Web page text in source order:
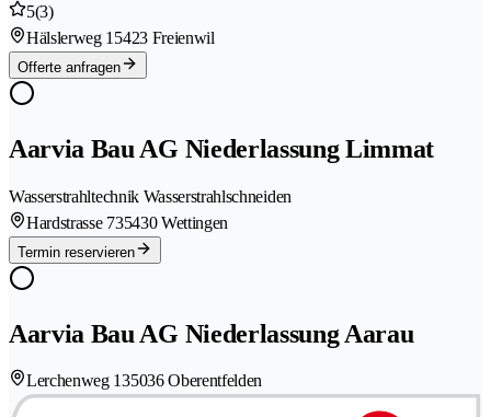
5(3)
Hälslerweg 1 5423 Freienwil
Offerte anfragen
Aarvia Bau AG Niederlassung Limmat
Wasserstrahltechnik Wasserstrahlschneiden
Hardstrasse 735430 Wettingen
Termin reservieren
Aarvia Bau AG Niederlassung Aarau
Lerchenweg 135036 Oberentfelden